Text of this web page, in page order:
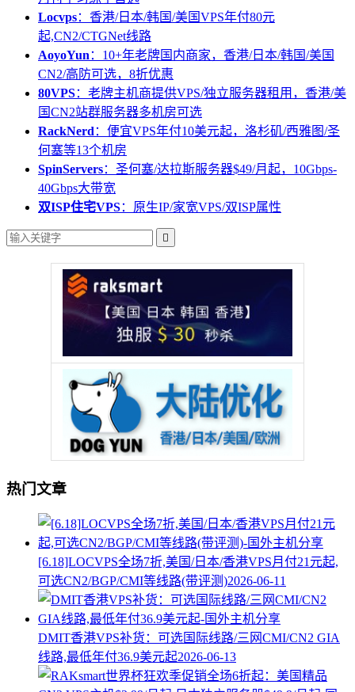
Locvps：香港/日本/韩国/美国VPS年付80元
起,CN2/CTGNet线路
AoyoYun ：10+年老牌国内商家，香港/日本/韩国/美国
CN2/高防可选，8折优惠
80VPS：老牌主机商提供VPS/独立服务器租用，香港/美
国CN2站群服务器多机房可选
RackNerd ：便宜VPS年付10美元起，洛杉矶/西雅图/圣
何塞等13个机房
SpinServers：圣何塞/达拉斯服务器$49/月起，10Gbps-
40Gbps大带宽
双ISP住宅VPS：原生IP/家宽VPS/双ISP属性

热门文章
[6.18]LOCVPS全场7折,美国/日本/香港VPS月付21元起,
可选CN2/BGP/CMI等线路(带评测)2026-06-11
DMIT香港VPS补货：可选国际线路/三网CMI/CN2 GIA
线路,最低年付36.9美元起2026-06-13